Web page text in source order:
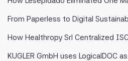
From Paperless to Digital
How Healthropy Srl Centralized
KUGLER GmbH uses LogicalDOC